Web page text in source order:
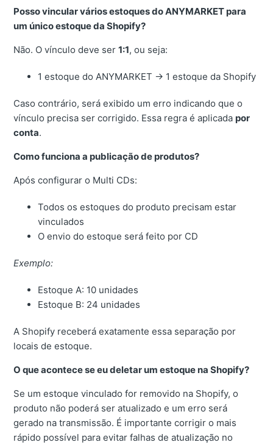
Posso vincular vários estoques do ANYMARKET para
um único estoque da Shopify?
Não. O vínculo deve ser1:1, ou seja:
1 estoque do ANYMARKET → 1 estoque da Shopify
Caso contrário, será exibido um erro indicando que o
vínculo precisa ser corrigido. Essa regra é aplicada por
conta.
Como funciona a publicação de produtos?
Após configurar o Multi CDs:
Todos os estoques do produto precisam estar
vinculados
O envio do estoque será feito por CD
Exemplo:
Estoque A: 10 unidades
Estoque B: 24 unidades
A Shopify receberá exatamente essa separação por
locais de estoque.
O que acontece se eu deletar um estoque na Shopify?
Se um estoque vinculado for removido na Shopify, o
produto não poderá ser atualizado e um erro será
gerado na transmissão. É importante corrigir o mais
rápido possível para evitar falhas de atualização no